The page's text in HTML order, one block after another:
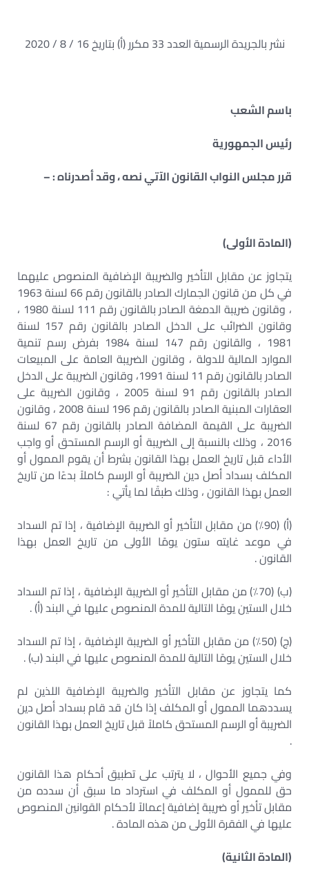
نشر بالجريدة الرسمية العدد 33 مكرر (أ) بتاريخ 16 / 8 / 2020
باسم الشعب
رئيس الجمهورية
قرر مجلس النواب القانون الآتي نصه ، وقد أصدرناه : –
(المادة الأولى)
يتجاوز عن مقابل التأخير والضريبة الإضافية المنصوص عليهما
في كل من قانون الجمارك الصادر بالقانون رقم 66 لسنة 1963
، وقانون ضريبة الدمغة الصادر بالقانون رقم 111 لسنة 1980 ،
وقانون الضرائب على الدخل الصادر بالقانون رقم 157 لسنة
1981 ، والقانون رقم 147 لسنة 1984 بفرض رسم تنمية
الموارد المالية للدولة ، وقانون الضريبة العامة على المبيعات
الصادر بالقانون رقم 11 لسنة 1991، وقانون الضريبة على الدخل
الصادر بالقانون رقم 91 لسنة 2005 ، وقانون الضريبة على
العقارات المبنية الصادر بالقانون رقم 196 لسنة 2008 ، وقانون
الضريبة على القيمة المضافة الصادر بالقانون رقم 67 لسنة
2016 ، وذلك بالنسبة إلى الضريبة أو الرسم المستحق أو واجب
الأداء قبل تاريخ العمل بهذا القانون بشرط أن يقوم الممول أو
المكلف بسداد أصل دين الضريبة أو الرسم كاملاً بدءًا من تاريخ
العمل بهذا القانون ، وذلك طبقًا لما يأتي :
(أ) (90٪) من مقابل التأخير أو الضريبة الإضافية ، إذا تم السداد
في موعد غايته ستون يومًا الأولى من تاريخ العمل بهذا
القانون .
(ب) (70٪) من مقابل التأخير أو الضريبة الإضافية ، إذا تم السداد
خلال الستين يومًا التالية للمدة المنصوص عليها في البند (أ) .
(ج) (50٪) من مقابل التأخير أو الضريبة الإضافية ، إذا تم السداد
خلال الستين يومًا التالية للمدة المنصوص عليها في البند (ب) .
كما يتجاوز عن مقابل التأخير والضريبة الإضافية اللذين لم
يسددهما الممول أو المكلف إذا كان قد قام بسداد أصل دين
الضريبة أو الرسم المستحق كاملاً قبل تاريخ العمل بهذا القانون
.
وفي جميع الأحوال ، لا يترتب على تطبيق أحكام هذا القانون
حق للممول أو المكلف في استرداد ما سبق أن سدده من
مقابل تأخير أو ضريبة إضافية إعمالاً لأحكام القوانين المنصوص
عليها في الفقرة الأولى من هذه المادة .
(المادة الثانية)